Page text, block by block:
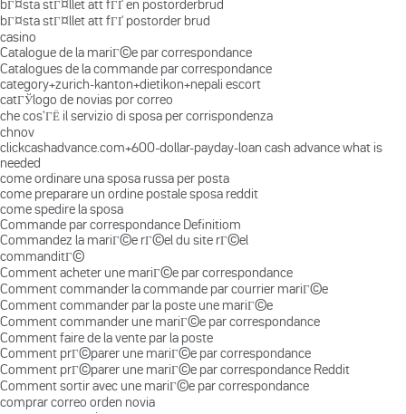
bГ¤sta stГ¤llet att fГҐ en postorderbrud
bГ¤sta stГ¤llet att fГҐ postorder brud
casino
Catalogue de la mariГ©e par correspondance
Catalogues de la commande par correspondance
category+zurich-kanton+dietikon+nepali escort
catГЎlogo de novias por correo
che cos'ГЁ il servizio di sposa per corrispondenza
chnov
clickcashadvance.com+600-dollar-payday-loan cash advance what is
needed
come ordinare una sposa russa per posta
come preparare un ordine postale sposa reddit
come spedire la sposa
Commande par correspondance Definitiom
Commandez la mariГ©e rГ©el du site rГ©el
commanditГ©
Comment acheter une mariГ©e par correspondance
Comment commander la commande par courrier mariГ©e
Comment commander par la poste une mariГ©e
Comment commander une mariГ©e par correspondance
Comment faire de la vente par la poste
Comment prГ©parer une mariГ©e par correspondance
Comment prГ©parer une mariГ©e par correspondance Reddit
Comment sortir avec une mariГ©e par correspondance
comprar correo orden novia